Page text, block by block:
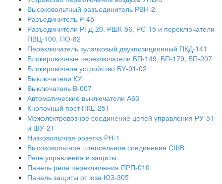
Высоковольтный разъединитель РВН-2
Разъединитель Р-45
Разъединители РТД-20, РШК-56, РС-15 и переключатели
ПВЦ-100, ПО-82
Переключатель кулачковый двухпозиционный ПКД-141
Блокировочные переключатели БП-149, БП-179, БП-207
Блокировочное устройство БУ-01-02
Выключатели КУ
Выключатель В-007
Автоматические выключатели А63
Кнопочный пост ПКЕ-251
Межэлектровозное соединение цепей управления РУ-51
и ШУ-21
Низковольтная розетка РН-1
Высоковольтное штепсельное соединение СШВ
Реле управления и защиты
Панель реле переключения ПРП-010
Панель защиты от юза ЮЗ-305